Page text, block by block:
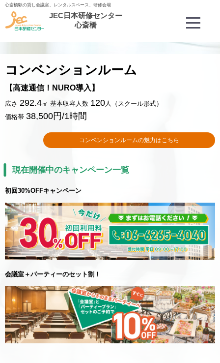
心斎橋駅の貸し会議室、レンタルスペース、研修会場
JEC日本研修センター
心斎橋
Menu
コンベンションルーム
【高速通信！NURO導入】
広さ 292.4㎡ 基本収容人数 120人（スクール形式）
価格帯 38,500円/1時間
コンベンションルームの魅力はこちら
現在開催中のキャンペーン一覧
初回30%OFFキャンペーン
会議室＋パーティーのセット割！